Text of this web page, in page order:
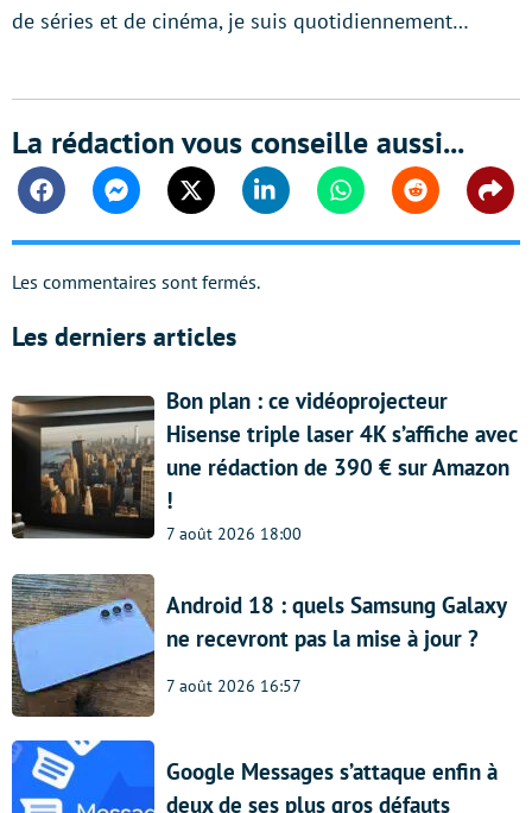
de séries et de cinéma, je suis quotidiennement…
La rédaction vous conseille aussi...
FacebookMessengerTwitter Linkedin WhatsappReddit
Les commentaires sont fermés.
Les derniers articles
Bon plan : ce vidéoprojecteur
Hisense triple laser 4K s’affiche avec
une rédaction de 390 € sur Amazon
!
7 août 2026 18:00
Android 18 : quels Samsung Galaxy
ne recevront pas la mise à jour ?
7 août 2026 16:57
Google Messages s’attaque enfin à
deux de ses plus gros défauts